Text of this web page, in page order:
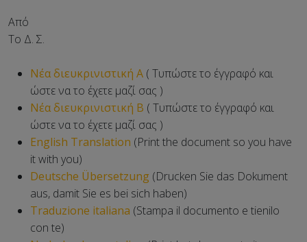
Από
Το Δ. Σ.
Νέα διευκρινιστική Α ( Τυπώστε το έγγραφό και
ώστε να το έχετε μαζί σας )
Νέα διευκρινιστική Β ( Τυπώστε το έγγραφό και
ώστε να το έχετε μαζί σας )
English Translation (Print the document so you have
it with you)
Deutsche Übersetzung (Drucken Sie das Dokument
aus, damit Sie es bei sich haben)
Traduzione italiana (Stampa il documento e tienilo
con te)